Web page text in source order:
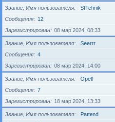
Звание, Имя пользователя
StTehnik
Сообщения
12
Зарегистрирован
08 мар 2024, 08:33
Звание, Имя пользователя
Seerrr
Сообщения
4
Зарегистрирован
08 мар 2024, 14:00
Звание, Имя пользователя
Opell
Сообщения
7
Зарегистрирован
18 мар 2024, 13:33
Звание, Имя пользователя
Pattend